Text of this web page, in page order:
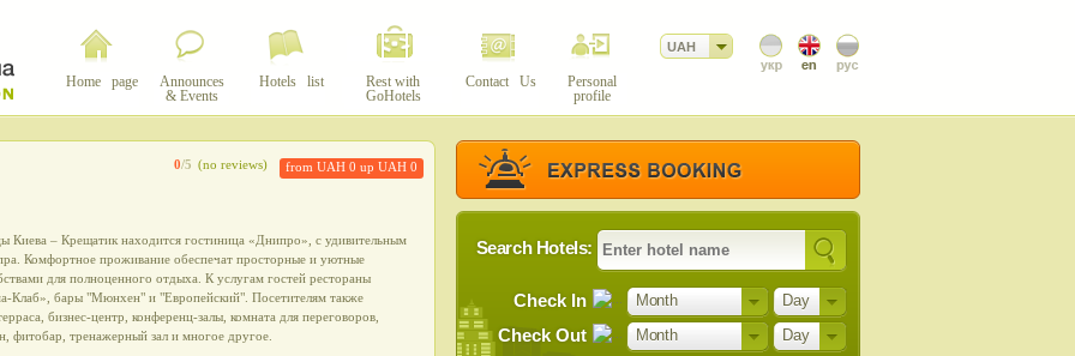
Home page
Announces
& Events
Hotels list
Rest with
GoHotels
Contact Us
Personal
profile
UAH
0/5 (no reviews) from UAH 0 up UAH 0
Киева – Крещатик находится гостиница «Днипро», с удивительным
Комфортное проживание обеспечат просторные и уютные
для полноценного отдыха. К услугам гостей рестораны
Клаб», бары "Мюнхен" и "Европейский". Посетителям также
бизнес-центр, конференц-залы, комната для переговоров,
фитобар, тренажерный зал и многое другое.
Search Hotels:
Month Day
Check In
Month Day
Check Out